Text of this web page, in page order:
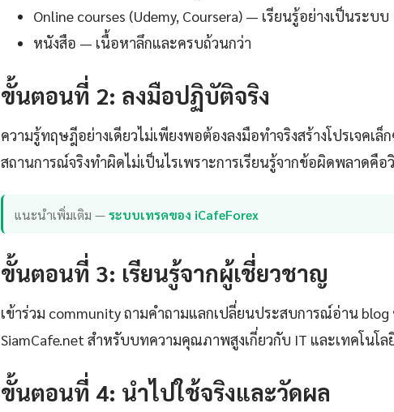
Online courses (Udemy, Coursera) — เรียนรู้อย่างเป็นระบบ
หนังสือ — เนื้อหาลึกและครบถ้วนกว่า
ขั้นตอนที่ 2: ลงมือปฏิบัติจริง
ความรู้ทฤษฎีอย่างเดียวไม่เพียงพอต้องลงมือทำจริงสร้างโปรเจคเล็
สถานการณ์จริงทำผิดไม่เป็นไรเพราะการเรียนรู้จากข้อผิดพลาดคื
แนะนำเพิ่มเติม —ระบบเทรดของ iCafeForex
ขั้นตอนที่ 3: เรียนรู้จากผู้เชี่ยวชาญ
เข้าร่วม community ถามคำถามแลกเปลี่ยนประสบการณ์อ่าน
SiamCafe.net สำหรับบทความคุณภาพสูงเกี่ยวกับ IT และเทคโนโล
ขั้นตอนที่ 4: นำไปใช้จริงและวัดผล